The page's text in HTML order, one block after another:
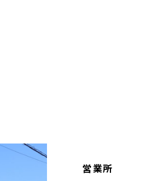
営業所